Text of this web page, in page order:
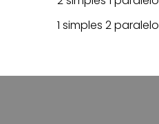
1 simples 2 paralelo